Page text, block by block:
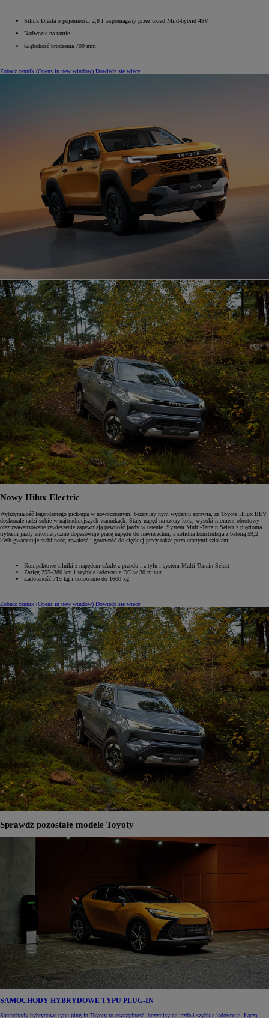
Silnik Diesla o pojemności 2,8 l wspomagany przez układ Mild-hybrid 48V
Nadwozie na ramie
Głębokość brodzenia 700 mm
Zobacz cennik (Opens in new window) Dowiedz się więcej
Nowy Hilux Electric
Wytrzymałość legendarnego pick-upa w nowoczesnym, bezemisyjnym wydaniu sprawia, że Toyota Hilux BEV
doskonale radzi sobie w najtrudniejszych warunkach. Stały napęd na cztery koła, wysoki moment obrotowy
oraz zaawansowane zawieszenie zapewniają pewność jazdy w terenie. System Multi-Terrain Select z pięcioma
trybami jazdy automatycznie dopasowuje pracę napędu do nawierzchni, a solidna konstrukcja z baterią 59,2
kWh gwarantuje stabilność, trwałość i gotowość do ciężkiej pracy także poza utartymi szlakami.
Kompaktowe silniki z napędem eAxle z przodu i z tyłu i system Multi-Terrain Select
Zasięg 255–380 km i szybkie ładowanie DC w 30 minut
Ładowność 715 kg i holowanie do 1600 kg
Zobacz cennik (Opens in new window) Dowiedz się więcej
Sprawdź pozostałe modele Toyoty
SAMOCHODY HYBRYDOWE TYPU PLUG-IN
Samochody hybrydowe typu plug-in Toyoty to oszczędność, bezemisyjna jazda i szybkie ładowanie. Łączą